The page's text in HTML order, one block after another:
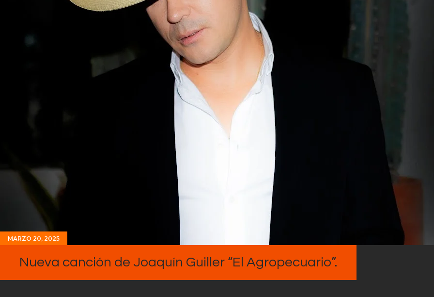
MARZO 20, 2025
Nueva canción de Joaquín Guiller “El Agropecuario”.